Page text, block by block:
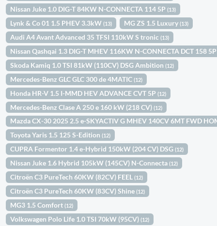
Nissan Juke 1.0 DIG-T 84KW N-CONNECTA 114 5P(13)
Lynk & Co 01 1.5 PHEV 3.3kW(13) MG ZS 1.5 Luxury(13)
Audi A4 Avant Advanced 35 TFSI 110kW S tronic(13)
Nissan Qashqai 1.3 DIG-T MHEV 116KW N-CONNECTA DCT 158
Skoda Kamiq 1.0 TSI 81kW (110CV) DSG Ambition(12)
Mercedes-Benz GLC GLC 300 de 4MATIC(12)
Honda HR-V 1.5 I-MMD HEV ADVANCE CVT 5P(12)
Mercedes-Benz Clase A 250 e 160 kW (218 CV)(12)
Mazda CX-30 2025 2.5 e-SKYACTIV G MHEV 140CV 6MT FWD
Toyota Yaris 1.5 125 S-Edition(12)
CUPRA Formentor 1.4 e-Hybrid 150kW (204 CV) DSG(12)
Nissan Juke 1.6 Hybrid 105kW (145CV) N-Connecta(12)
Citroën C3 PureTech 60KW (82CV) FEEL(12)
Citroën C3 PureTech 60KW (83CV) Shine(12)
MG3 1.5 Comfort(12)
Volkswagen Polo Life 1.0 TSI 70kW (95CV)(12)